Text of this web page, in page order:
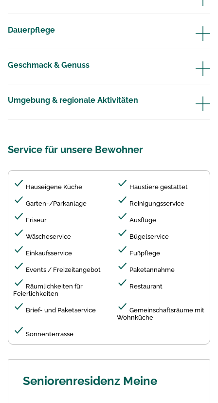
Dauerpflege
Geschmack & Genuss
Umgebung & regionale Aktivitäten
Service für unsere Bewohner
Hauseigene Küche Haustiere gestattet
Garten-/Parkanlage Reinigungsservice
Friseur Ausflüge
Wäscheservice Bügelservice
Einkaufsservice Fußpflege
Events / Freizeitangebot Paketannahme
Räumlichkeiten für
Feierlichkeiten
Restaurant
Brief- und Paketservice
Gemeinschaftsräume mit
Wohnküche
Sonnenterrasse
Seniorenresidenz Meine